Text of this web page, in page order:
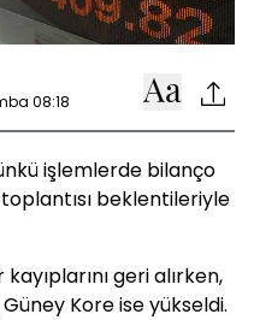
08:18
işlemlerde bilanço
beklentileriyle
geri alırken,
Kore ise yükseldi.